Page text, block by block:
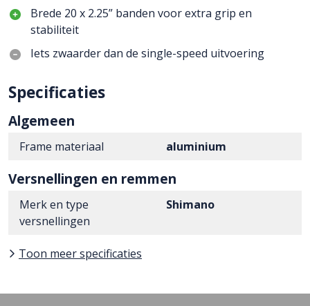
Brede 20 x 2.25” banden voor extra grip en
stabiliteit
Iets zwaarder dan de single-speed uitvoering
Specificaties
Algemeen
Frame materiaal aluminium
Versnellingen en remmen
Merk en type
versnellingen
Shimano
Toon meer specificaties